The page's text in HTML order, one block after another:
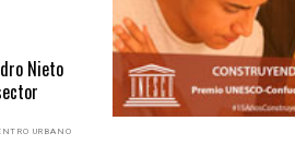
Nieto
URBANO